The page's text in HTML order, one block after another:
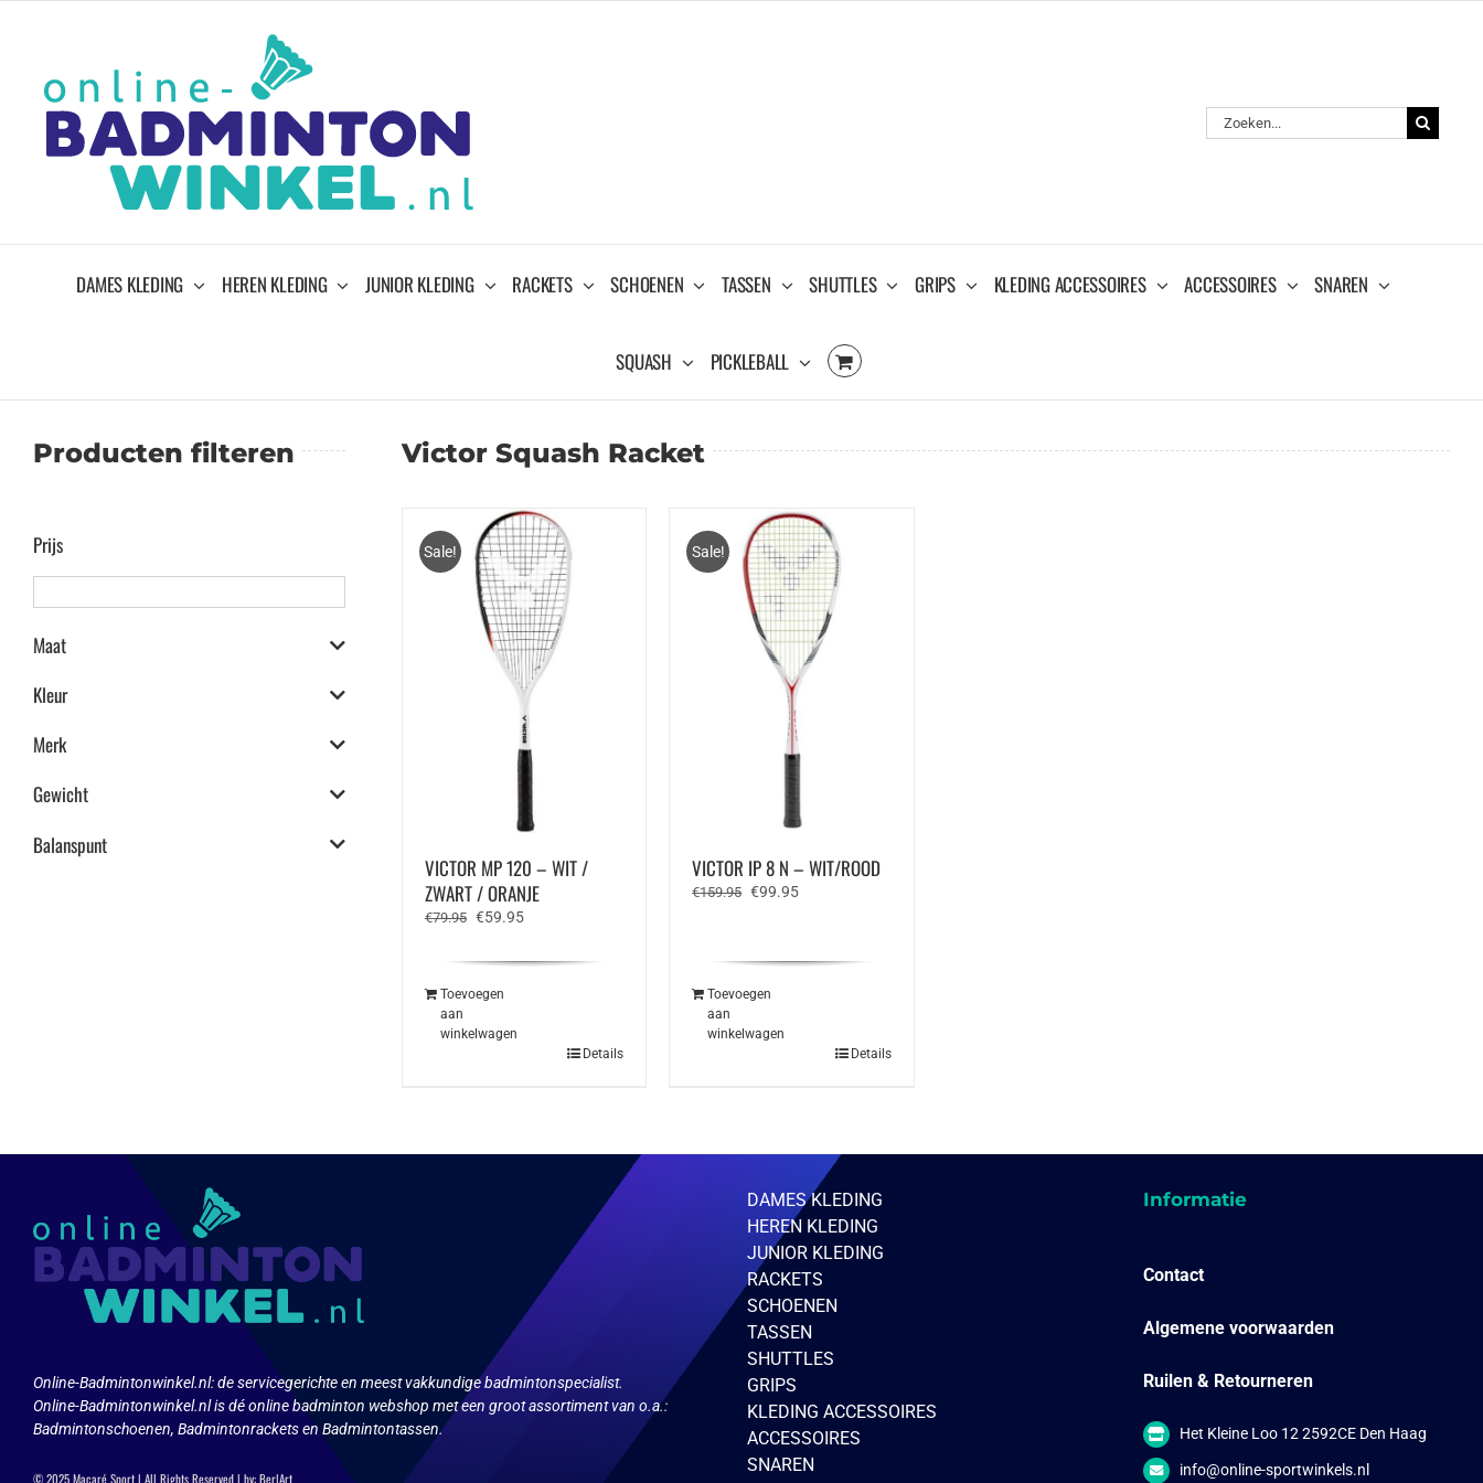
Zoeken
naar:
DAMES KLEDING HEREN KLEDING JUNIOR KLEDING RACKETS SCHOENEN TASSEN SHUTTLES GRIPS KLEDING ACCESSOIRES ACCESSOIRES SNAREN
SQUASH PICKLEBALL
Producten filteren
Prijs
Maat
Kleur
Merk
Gewicht
Balanspunt
Victor Squash Racket
Sale!
VICTOR MP 120 – WIT /
ZWART / ORANJE
€79.95 Oorspronkelijke
was:
€59.95Huidige
is:
Toevoegen
aan
winkelwagen
Details
Sale!
VICTOR IP 8 N – WIT/ROOD
€159.95 Oorspronkelijke
€159.95.
€99.95Huidige
€99.95.
Toevoegen
aan
winkelwagen
Details
Online-Badmintonwinkel.nl:de servicegerichte en meest vakkundige badmintonspecialist.
Online-Badmintonwinkel.nl is dé online badminton webshop met een groot assortiment van o.a.:
Badmintonschoenen, Badmintonrackets en Badmintontassen.
© 2025 Macaré Sport | All Rights Reserved | by:Ber|Art
DAMES KLEDING
HEREN KLEDING
JUNIOR KLEDING
RACKETS
SCHOENEN
TASSEN
SHUTTLES
GRIPS
KLEDING ACCESSOIRES
ACCESSOIRES
SNAREN
Informatie
Contact
Algemene voorwaarden
Ruilen & Retourneren
Het Kleine Loo 12 2592CE Den Haag
info@online-sportwinkels.nl